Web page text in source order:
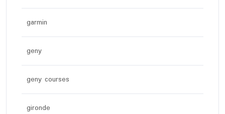
garmin
geny
geny courses
gironde